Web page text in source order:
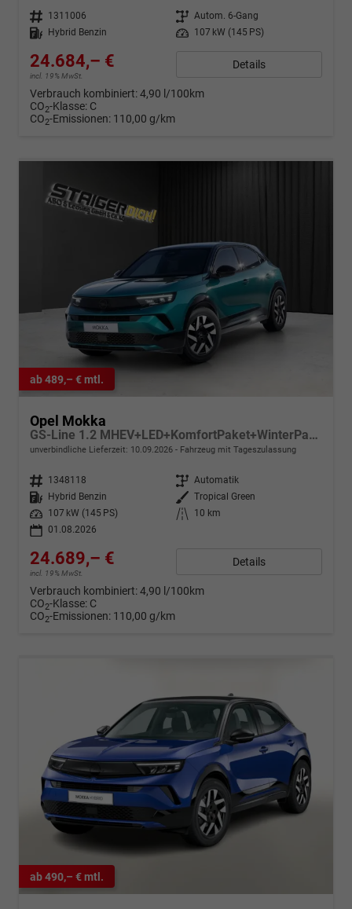
Fahrzeugnr. 1311006 Getriebe Autom. 6-Gang
Kraftstoff
Hybrid Benzin Leistung 107 kW (145 PS)
24.684,– €
incl. 19% MwSt.
Details
Verbrauch kombiniert:4,90 l/100km
CO2-Klasse: C
CO2-Emissionen: 110,00 g/km
ab 489,– € mtl.
Opel Mokka
GS-Line 1.2 MHEV+LED+KomfortPaket+WinterPaket+SHZ
unverbindliche Lieferzeit: 10.09.2026 Fahrzeug mit Tageszulassung
Fahrzeugnr. 1348118 Getriebe Automatik
Kraftstoff
Hybrid Benzin Außenfarbe Tropical Green
Leistung
107 kW (145 PS) Kilometerstand
10 km
01.08.2026
24.689,– €
incl. 19% MwSt.
Details
Verbrauch kombiniert:4,90 l/100km
CO2-Klasse: C
CO2-Emissionen: 110,00 g/km
ab 490,– € mtl.